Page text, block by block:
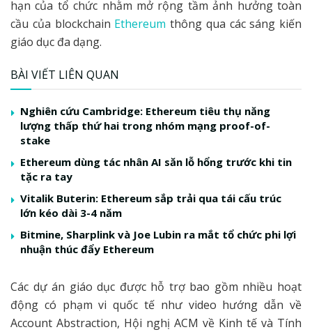
hạn của tổ chức nhằm mở rộng tầm ảnh hưởng toàn
cầu của blockchain Ethereum thông qua các sáng kiến
giáo dục đa dạng.
BÀI VIẾT LIÊN QUAN
Nghiên cứu Cambridge: Ethereum tiêu thụ năng
lượng thấp thứ hai trong nhóm mạng proof-of-
stake
Ethereum dùng tác nhân AI săn lỗ hổng trước khi tin
tặc ra tay
Vitalik Buterin: Ethereum sắp trải qua tái cấu trúc
lớn kéo dài 3-4 năm
Bitmine, Sharplink và Joe Lubin ra mắt tổ chức phi lợi
nhuận thúc đẩy Ethereum
Các dự án giáo dục được hỗ trợ bao gồm nhiều hoạt
động có phạm vi quốc tế như video hướng dẫn về
Account Abstraction, Hội nghị ACM về Kinh tế và Tính